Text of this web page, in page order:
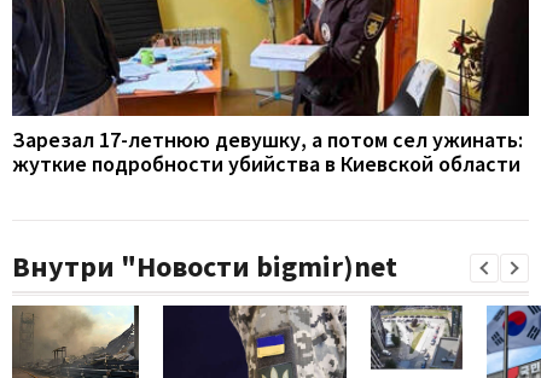
Зарезал 17-летнюю девушку, а потом сел ужинать:
жуткие подробности убийства в Киевской области
Внутри "Новости bigmir)net